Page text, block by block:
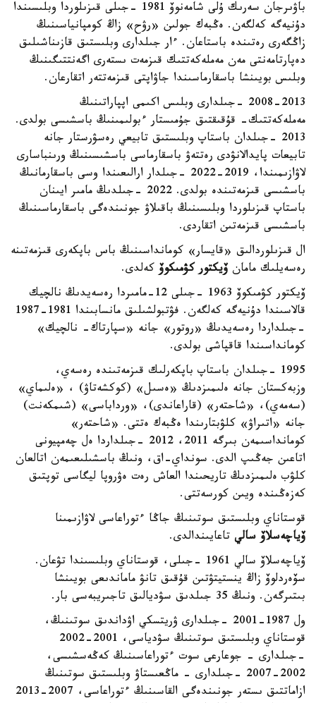
باۋىرجان سەرىك ۇلى شامەنوۆ 1981 -جىلى قىزىلوردا وبلىسىندا
دۇنيەگە كەلگەن. ەڭبەك جولىن «رۋح» زاڭ كومپانياسىنىڭ
زاڭگەرى رەتىندە باستاعان. ءار جىلدارى وبلىستىق قازىناشىلىق
دەپارتامەنتى مەن مەملەكەتتىك قىزمەت ىستەرى اگەنتتىگىنىڭ
وبلىس بويىنشا باسقارماسىندا جاۋاپتى قىزمەتتەر اتقارعان.
2008-2013 -جىلدارى وبلىس اكىمى اپپاراتىنىڭ
مەملەكەتتىك- قۇقىقتىق جۇمىستار ءبولىمىنىڭ باسشىسى بولدى.
2013 -جىلدان باستاپ وبلىستىق تابيعي رەسۋرستار جانە
تابيعات پايدالانۋدى رەتتەۋ باسقارماسى باسشىسىنىڭ ورىنباسارى
لاۋازىمىندا، 2019-2022 -جىلدار ارالىعىندا وسى باسقارمانىڭ
باسشىسى قىزمەتىندە بولدى. 2022 -جىلدىڭ مامىر ايىنان
باستاپ قىزىلوردا وبلىسىنىڭ باقىلاۋ جونىندەگى باسقارماسىنىڭ
باسشىسى قىزمەتىن اتقاردى.
ال قىزىلوردالىق «قايسار» كومانداسىنىڭ باس باپكەرى قىزمەتىنە
رەسەيلىك مامان ۆيكتور كۋمىكوۆ كەلدى.
ۆيكتور كۋمىكوۆ 1963 -جىلى 12-مامىردا رەسەيدىڭ نالچيك
قالاسىندا دۇنيەگە كەلگەن. فۋتبولشىلىق مانسابىندا 1981-1987
-جىلداردا رەسەيدىڭ «روتور» جانە «سپارتاك- نالچيك»
كومانداسىندا قاقپاشى بولدى.
1995 -جىلدان باستاپ باپكەرلىك قىزمەتىندە رەسەي،
وزبەكستان جانە ەلىمىزدىڭ «ەسىل» (كوكشەتاۋ) ، «ەلىماي»
(سەمەي)، «شاحتەر» (قاراعاندى)، «ورداباسى» (شىمكەنت)
جانە «اتىراۋ» كلۋبتارىندا ەڭبەك ەتتى. «شاحتەر»
كومانداسىمەن بىرگە 2011، 2012 -جىلداردا ەل چەمپيونى
اتاعىن جەڭىپ الدى. سونداي-اق، ونىڭ باسشىلىعىمەن اتالعان
كلۋب ەلىمىزدىڭ تاريحىندا العاش رەت ەۋروپا ليگاسى توپتىق
كەزەڭىندە ويىن كورسەتتى.
قوستاناي وبلىستىق سوتىنىڭ جاڭا ءتوراعاسى لاۋازىمىنا
ۆياچەسلاۆ سالي تاعايىندالدى.
ۆياچەسلاۆ سالي 1961 -جىلى، قوستاناي وبلىسىندا تۋعان.
سۆەردلوۆ زاڭ ينستيتۋتىن قۇقىق تانۋ ماماندىعى بويىنشا
بىتىرگەن. ونىڭ 35 جىلدىق سۋديالىق تاجىريبەسى بار.
ول 1987-2001 -جىلدارى ۋريتسكي اۋداندىق سوتىنىڭ،
قوستاناي وبلىستىق سوتىنىڭ سۋدياسى، 2001-2002
-جىلدارى - جوعارعى سوت ءتوراعاسىنىڭ كەڭەسشىسى،
2002-2007 -جىلدارى - ماڭعىستاۋ وبلىستىق سوتىنىڭ
ازاماتتىق ىستەر جونىندەگى القاسىنىڭ ءتوراعاسى، 2007-2013